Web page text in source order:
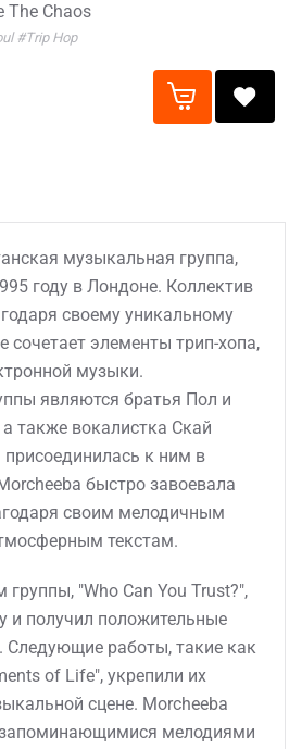
The Chaos
#Trip Hop
музыкальная группа,
году в Лондоне. Коллектив
своему уникальному
сочетает элементы трип-хопа,
музыки.
являются братья Пол и
также вокалистка Скай
к ним в
быстро завоевала
своим мелодичным
текстам.
"Who Can You Trust?",
и получил положительные
Следующие работы, такие как
of Life", укрепили их
сцене. Morcheeba
запоминающимися мелодиями